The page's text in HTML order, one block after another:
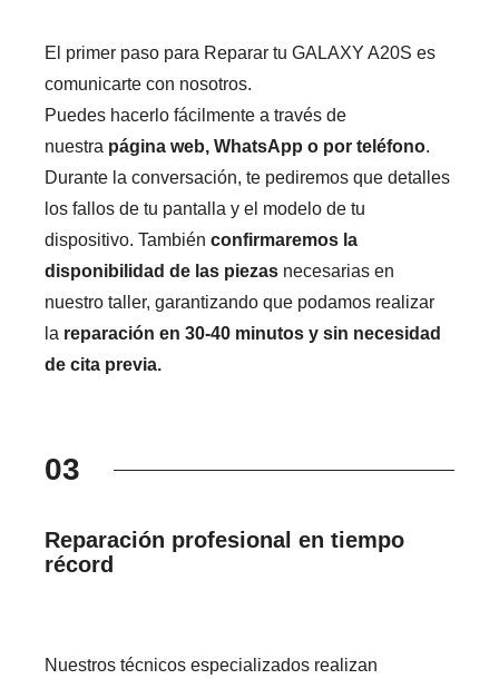
El primer paso para Reparar tu GALAXY A20S es
comunicarte con nosotros.
Puedes hacerlo fácilmente a través de
nuestra página web, WhatsApp o por teléfono.
Durante la conversación, te pediremos que detalles
los fallos de tu pantalla y el modelo de tu
dispositivo. Tambiénconfirmaremos la
disponibilidad de las piezas necesarias en
nuestro taller, garantizando que podamos realizar
la reparación en 30-40 minutos y sin necesidad
de cita previa.
03
Reparación profesional en tiempo
récord
Nuestros técnicos especializados realizan